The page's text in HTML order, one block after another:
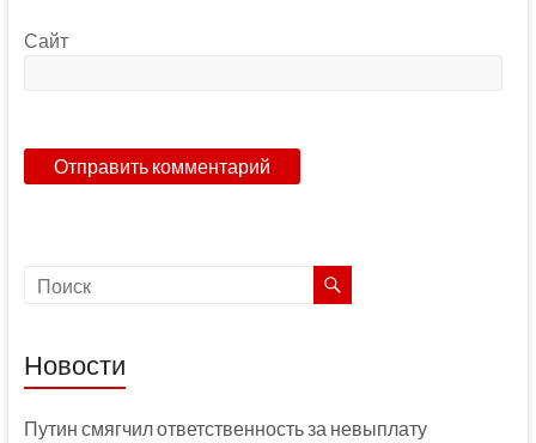
Сайт
Новости
Путин смягчил ответственность за невыплату